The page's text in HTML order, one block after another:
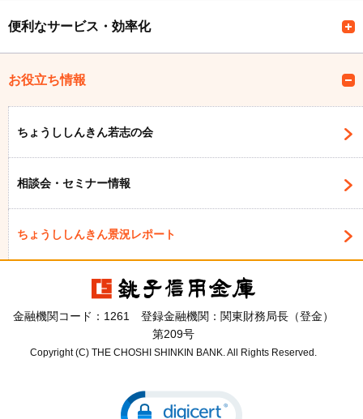
便利なサービス・効率化
お役立ち情報
ちょうししんきん若志の会
相談会・セミナー情報
ちょうししんきん景況レポート
金融機関コード：1261 登録金融機関：関東財務局長（登金）
第209号
Copyright (C) THE CHOSHI SHINKIN BANK. All Rights Reserved.